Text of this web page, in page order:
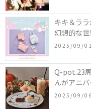
キキ＆ラ
幻想的な
ツインス
2025/09/
Q-pot.23
んがアニ
ーキアク
「かぼち
2025/09/